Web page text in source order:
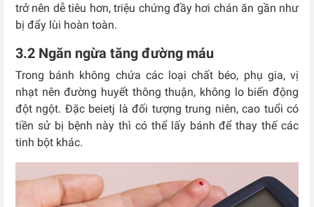
trở nên dễ tiêu hơn, triệu chứng đầy hơi chán ăn gần như
bị đẩy lùi hoàn toàn.
3.2 Ngăn ngừa tăng đường máu
Trong bánh không chứa các loại chất béo, phụ gia, vị
nhạt nên đường huyết thông thuận, không lo biến động
đột ngột. Đặc beietj là đối tượng trung niên, cao tuổi có
tiền sử bị bệnh này thì có thể lấy bánh để thay thế các
tinh bột khác.